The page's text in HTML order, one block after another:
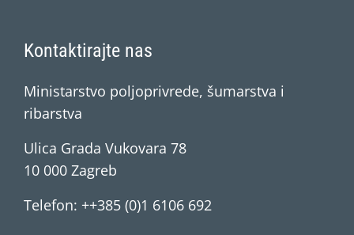
Kontaktirajte nas
Ministarstvo poljoprivrede, šumarstva i
ribarstva
Ulica Grada Vukovara 78
10 000 Zagreb
Telefon: ++385 (0)1 6106 692